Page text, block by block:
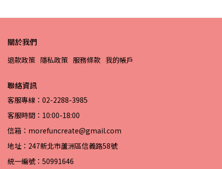
關於我們
退款政策 隱私政策 服務條款 我的帳戶
聯絡資訊
客服專線：02-2288-3985
客服時間：10:00-18:00
信箱：morefuncreate@gmail.com
地址：247新北市蘆洲區信義路58號
統一編號：50991646